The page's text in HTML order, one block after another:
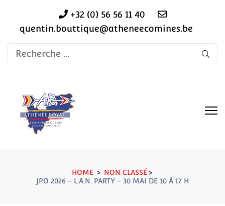
+32 (0) 56 56 11 40
quentin.bouttique@atheneecomines.be
Recherche
pour:
HOME > NON CLASSÉ >
JPO 2026 – L.A.N. PARTY – 30 MAI DE 10 À 17 H